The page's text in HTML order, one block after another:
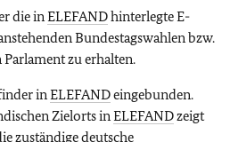
die inELEFANDhinterlegte E-
Bundestagswahlen bzw.
zu erhalten.
inELEFANDeingebunden.
Zielorts inELEFANDzeigt
zuständige deutsche